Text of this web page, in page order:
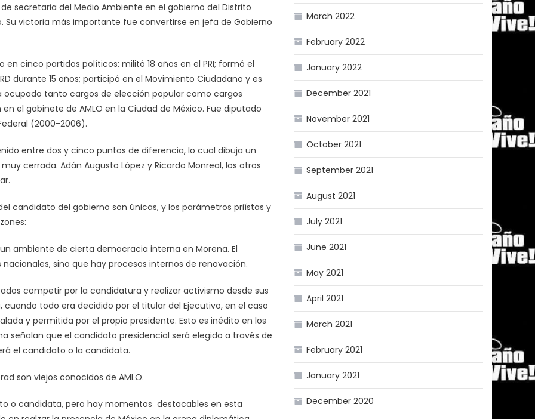
secretaria del Medio Ambiente en el gobierno del Distrito
Su victoria más importante fue convertirse en jefa de Gobierno
cinco partidos políticos: militó 18 años en el PRI; formó el
durante 15 años; participó en el Movimiento Ciudadano y es
ocupado tanto cargos de elección popular como cargos
el gabinete de AMLO en la Ciudad de México. Fue diputado
(2000-2006).
entre dos y cinco puntos de diferencia, lo cual dibuja un
cerrada. Adán Augusto López y Ricardo Monreal, los otros
candidato del gobierno son únicas, y los parámetros priístas y
un ambiente de cierta democracia interna en Morena. El
sino que hay procesos internos de renovación.
competir por la candidatura y realizar activismo desde sus
todo era decidido por el titular del Ejecutivo, en el caso
y permitida por el propio presidente. Esto es inédito en los
señalan que el candidato presidencial será elegido a través de
el candidato o la candidata.
son viejos conocidos de AMLO.
o candidata, pero hay momentos destacables en esta
March 2022
February 2022
January 2022
December 2021
November 2021
October 2021
September 2021
August 2021
July 2021
June 2021
May 2021
April 2021
March 2021
February 2021
January 2021
December 2020